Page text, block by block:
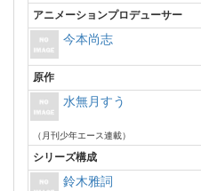
アニメーションプロデューサー
今本尚志
原作
水無月すう
（月刊少年エース連載）
シリーズ構成
鈴木雅詞